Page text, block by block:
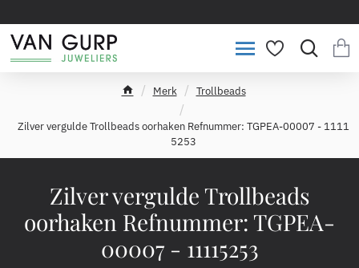
Zilver vergulde Trollbeads
oorhaken Refnummer: TGPEA-
00007 - 11115253
m
Merk Trollbeads
Zilver vergulde Trollbeads oorhaken Refnummer: TGPEA-00007 - 1111
5253